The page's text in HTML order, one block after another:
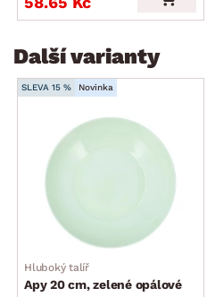
Další varianty
SLEVA 15 % Novinka
Hluboký talíř
Apy 20 cm, zelené opálové